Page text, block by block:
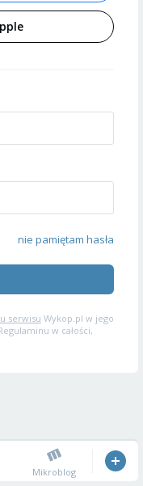
nie pamiętam hasła
serwisu Wykop.pl w jego
w całości,
Mikroblog